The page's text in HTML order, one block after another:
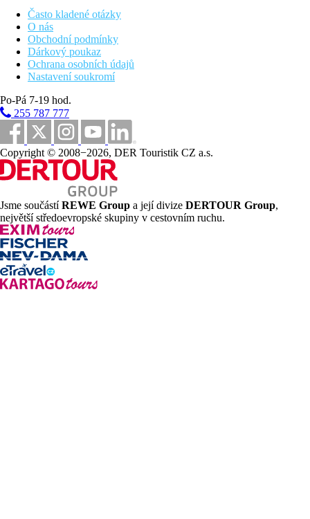
Často kladené otázky
O nás
Obchodní podmínky
Dárkový poukaz
Ochrana osobních údajů
Nastavení soukromí
Po-Pá 7-19 hod.
255 787 777
Copyright © 2008−2026, DER Touristik CZ a.s.
Jsme součástíREWE Group a její divize DERTOUR Group,
největší středoevropské skupiny v cestovním ruchu.